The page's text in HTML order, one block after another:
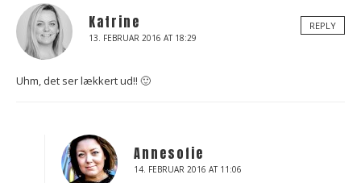
Katrine
13. FEBRUAR 2016 AT 18:29
REPLY
Uhm, det ser lækkert ud!! 🙂
Annesofie
14. FEBRUAR 2016 AT 11:06